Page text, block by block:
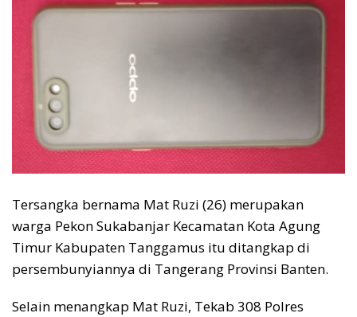
Tersangka bernama Mat Ruzi (26) merupakan
warga Pekon Sukabanjar Kecamatan Kota Agung
Timur Kabupaten Tanggamus itu ditangkap di
persembunyiannya di Tangerang Provinsi Banten.
Selain menangkap Mat Ruzi, Tekab 308 Polres